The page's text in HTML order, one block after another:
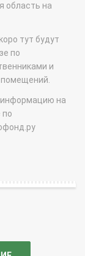
область на
тут будут
по
и
помещений.
на
по